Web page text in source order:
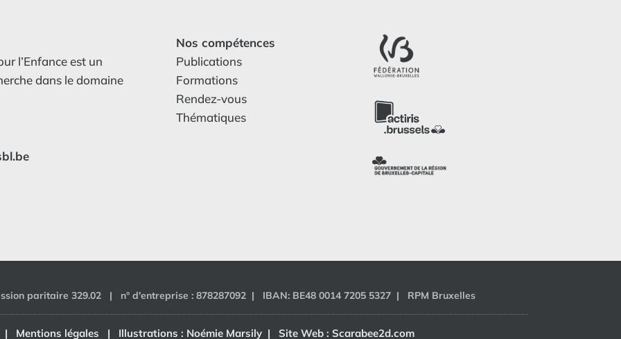
l’Enfance est un
dans le domaine
Nos compétences
Publications
Formations
Rendez-vous
Thématiques
paritaire 329.02 | n° d'entreprise : 878287092 | IBAN: BE48 0014 7205 5327 | RPM Bruxelles
| Mentions légales | Illustrations : Noémie Marsily | Site Web : Scarabee2d.com